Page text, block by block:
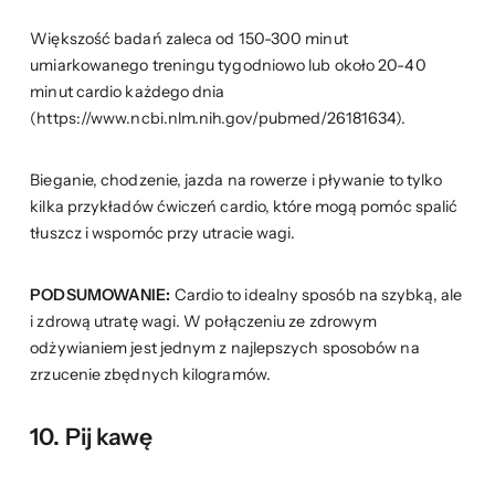
Większość badań zaleca od 150-300 minut
umiarkowanego treningu tygodniowo lub około 20-40
minut cardio każdego dnia
(https://www.ncbi.nlm.nih.gov/pubmed/26181634).
Bieganie, chodzenie, jazda na rowerze i pływanie to tylko
kilka przykładów ćwiczeń cardio, które mogą pomóc spalić
tłuszcz i wspomóc przy utracie wagi.
PODSUMOWANIE: Cardio to idealny sposób na szybką, ale
i zdrową utratę wagi. W połączeniu ze zdrowym
odżywianiem jest jednym z najlepszych sposobów na
zrzucenie zbędnych kilogramów.
10. Pij kawę